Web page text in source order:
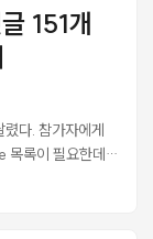
보니 Tailwind
다. 프로젝트는
(JavaScript
일이 일부만 포팅
고 v4 기본
151개
다. 참가자에게
목록이 필요한데,
적이지 않다.